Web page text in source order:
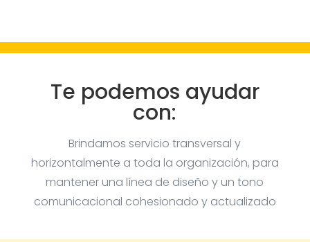
Te podemos ayudar
con:
Brindamos servicio transversal y
horizontalmente a toda la organización, para
mantener una línea de diseño y un tono
comunicacional cohesionado y actualizado